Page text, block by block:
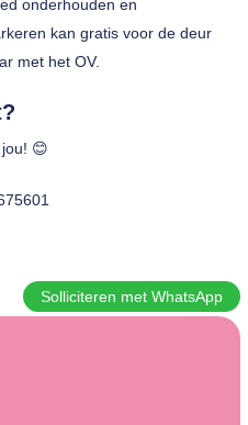
onderhouden en
kan gratis voor de deur
met het OV.
😊
Solliciteren met WhatsApp